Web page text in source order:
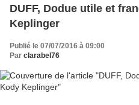
DUFF, Dodue utile et
Keplinger
Publié le 07/07/2016 à 09:00
Par clarabel76